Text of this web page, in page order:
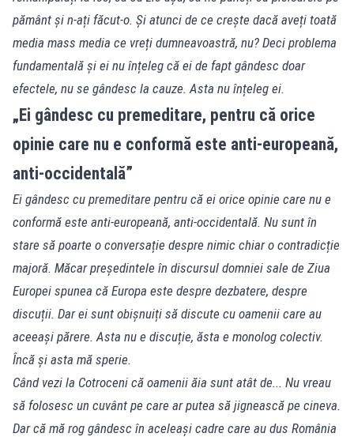
pământ și n-ați făcut-o. Și atunci de ce crește dacă aveți toată
media mass media ce vreți dumneavoastră, nu? Deci problema
fundamentală și ei nu înțeleg că ei de fapt gândesc doar
efectele, nu se gândesc la cauze. Asta nu înțeleg ei.
„Ei gândesc cu premeditare, pentru că orice
opinie care nu e conformă este anti-europeană,
anti-occidentală”
Ei gândesc cu premeditare pentru că ei orice opinie care nu e
conformă este anti-europeană, anti-occidentală. Nu sunt în
stare să poarte o conversație despre nimic chiar o contradicție
majoră. Măcar președintele în discursul domniei sale de Ziua
Europei spunea că Europa este despre dezbatere, despre
discuții. Dar ei sunt obișnuiți să discute cu oamenii care au
aceeași părere. Asta nu e discuție, ăsta e monolog colectiv.
Încă și asta mă sperie.
Când vezi la Cotroceni că oamenii ăia sunt atât de... Nu vreau
să folosesc un cuvânt pe care ar putea să jignească pe cineva.
Dar că mă rog gândesc în aceleași cadre care au dus România